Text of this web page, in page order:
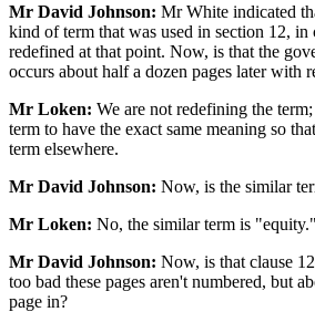
Mr David Johnson: Mr White indicated
kind of term that was used in section 12, in
redefined at that point. Now, is that the
occurs about half a dozen pages later with
Mr Loken: We are not redefining the
term to have the exact same meaning so
term elsewhere.
Mr David Johnson: Now, is the similar
Mr Loken: No, the similar term is "equity."
Mr David Johnson: Now, is that clause
too bad these pages aren't numbered, but
page in?